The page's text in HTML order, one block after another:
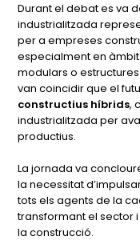
Durant el debat es va
industrialitzada
per a empreses
especialment en
modulars o
van coincidir que el
constructius híbrids,
industrialitzada per
productius.
La jornada va
la necessitat
tots els agents de la
transformant el sector
la construcció.